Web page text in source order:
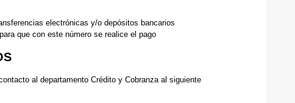
electrónicas y/o depósitos bancarios
que con este número se realice el pago
al departamento Crédito y Cobranza al siguiente